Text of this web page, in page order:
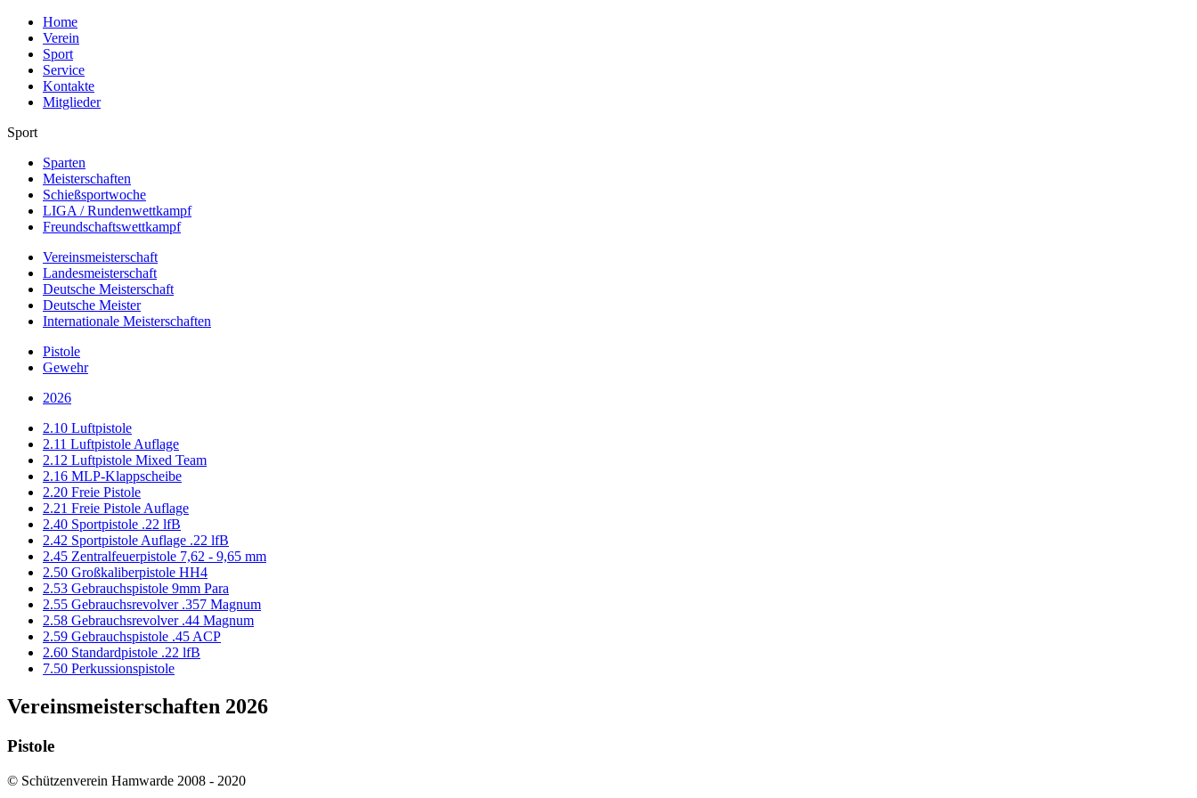
Home
Verein
Sport
Service
Kontakte
Mitglieder
Sport
Sparten
Meisterschaften
Schießsportwoche
LIGA / Rundenwettkampf
Freundschaftswettkampf
Vereinsmeisterschaft
Landesmeisterschaft
Deutsche Meisterschaft
Deutsche Meister
Internationale Meisterschaften
Pistole
Gewehr
2026
2.10 Luftpistole
2.11 Luftpistole Auflage
2.12 Luftpistole Mixed Team
2.16 MLP-Klappscheibe
2.20 Freie Pistole
2.21 Freie Pistole Auflage
2.40 Sportpistole .22 lfB
2.42 Sportpistole Auflage .22 lfB
2.45 Zentralfeuerpistole 7,62 - 9,65 mm
2.50 Großkaliberpistole HH4
2.53 Gebrauchspistole 9mm Para
2.55 Gebrauchsrevolver .357 Magnum
2.58 Gebrauchsrevolver .44 Magnum
2.59 Gebrauchspistole .45 ACP
2.60 Standardpistole .22 lfB
7.50 Perkussionspistole
Vereinsmeisterschaften 2026
Pistole
© Schützenverein Hamwarde 2008 - 2020